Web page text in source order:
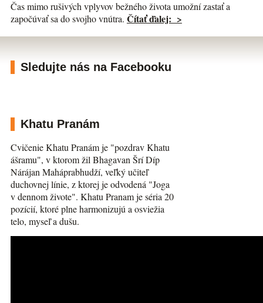
Čas mimo rušivých vplyvov bežného života umožní zastať a
započúvať sa do svojho vnútra. Čítať ďalej: >
Sledujte nás na Facebooku
Khatu Pranám
Cvičenie Khatu Pranám je "pozdrav Khatu
ášramu", v ktorom žil Bhagavan Šrí Díp
Nárájan Maháprabhudží, veľký učiteľ
duchovnej línie, z ktorej je odvodená "Joga
v dennom živote". Khatu Pranam je séria 20
pozícií, ktoré plne harmonizujú a osviežia
telo, myseľ a dušu.